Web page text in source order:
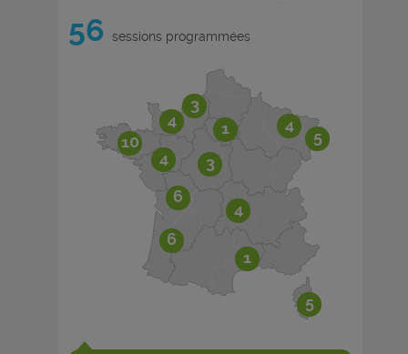
56 sessions programmées
5
6
4
4
10
3
5
3
1
1
4
4
6